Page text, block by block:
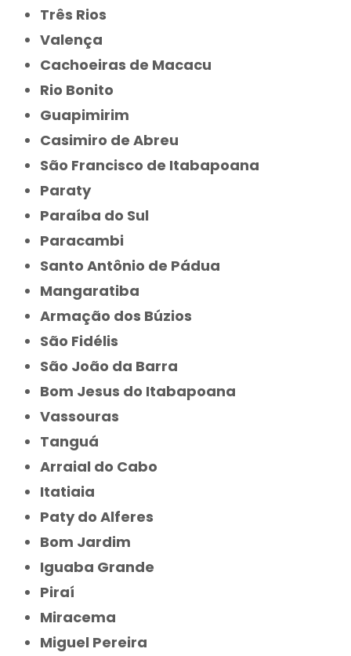
Três Rios
Valença
Cachoeiras de Macacu
Rio Bonito
Guapimirim
Casimiro de Abreu
São Francisco de Itabapoana
Paraty
Paraíba do Sul
Paracambi
Santo Antônio de Pádua
Mangaratiba
Armação dos Búzios
São Fidélis
São João da Barra
Bom Jesus do Itabapoana
Vassouras
Tanguá
Arraial do Cabo
Itatiaia
Paty do Alferes
Bom Jardim
Iguaba Grande
Piraí
Miracema
Miguel Pereira